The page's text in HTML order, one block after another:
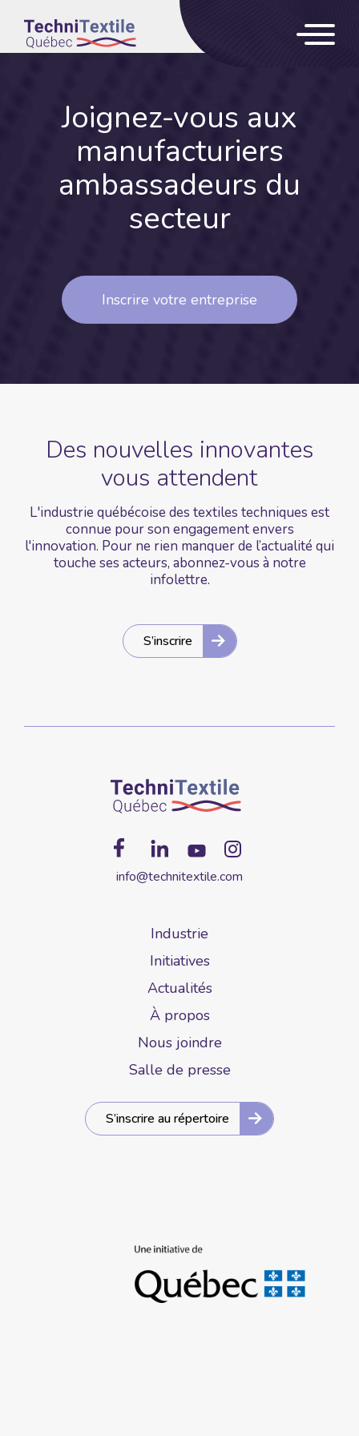
Joignez-vous aux
manufacturiers
ambassadeurs du
secteur
Inscrire votre entreprise
Des nouvelles innovantes
vous attendent
L'industrie québécoise des textiles techniques est
connue pour son engagement envers
l'innovation. Pour ne rien manquer de l’actualité qui
touche ses acteurs, abonnez-vous à notre
infolettre.
S’inscrire
info@technitextile.com
Industrie
Initiatives
Actualités
À propos
Nous joindre
Salle de presse
S’inscrire au répertoire